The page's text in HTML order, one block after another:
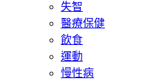
失智
醫療保健
飲食
運動
慢性病